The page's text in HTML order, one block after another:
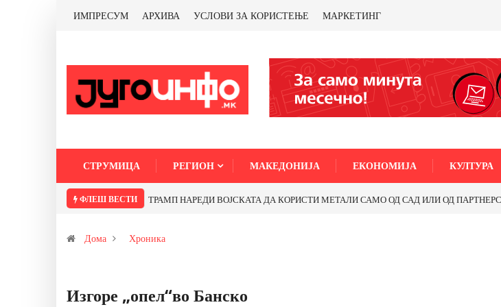
ИМПРЕСУМ АРХИВА УСЛОВИ ЗА КОРИСТЕЊЕ МАРКЕТИНГ
СТРУМИЦА РЕГИОН МАКЕДОНИЈА ЕКОНОМИЈА КУЛТУРА
ФЛЕШ ВЕСТИ ТРАМП НАРЕДИ ВОЈСКАТА ДА КОРИСТИ МЕТАЛИ САМО ОД САД ИЛИ ОД ПАРТНЕРСКИ
Дома Хроника
Изгоре „опел“во Банско